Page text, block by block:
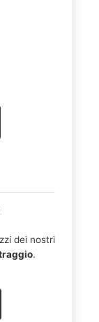
dei nostri
.